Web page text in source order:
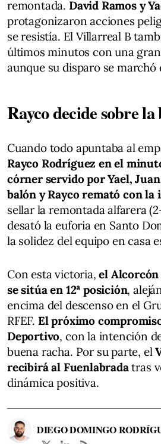
remontada. David Ramos y
protagonizaron acciones
se resistía. El Villarreal B
últimos minutos con una
aunque su disparo se marchó
Rayco decide sobre la
Cuando todo apuntaba al
Rayco Rodríguez en el
córner servido por Yael,
balón y Rayco remató con la
sellar la remontada alfarera
desató la euforia en Santo
la solidez del equipo en casa
Con esta victoria,el Alcorcón
se sitúa en 12ª posición,
encima del descenso en el
RFEF. El próximo
Deportivo, con la intención
buena racha. Por su parte, el
recibirá al Fuenlabradatras
dinámica positiva.
DIEGO DOMINGO